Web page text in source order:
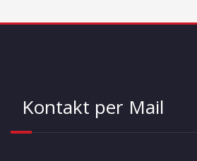
Kontakt per Mail